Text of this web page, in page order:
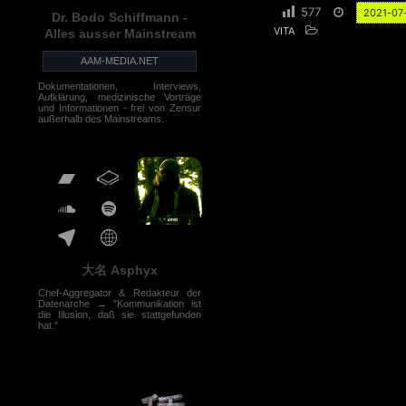
Dr. Bodo Schiffmann -
Alles ausser Mainstream
AAM-MEDIA.NET
Dokumentationen, Interviews,
Aufklärung, medizinische Vorträge
und Informationen - frei von Zensur
außerhalb des Mainstreams.
大名 Asphyx
Chef-Aggregator & Redakteur der
Datenarche → "Kommunikation ist
die Illusion, daß sie stattgefunden
hat."
577 2021-
VITA